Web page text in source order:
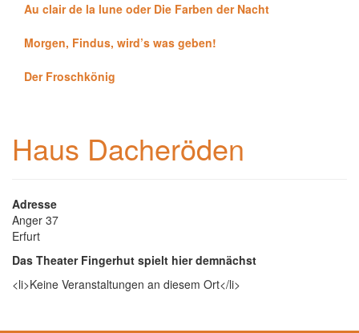
Au clair de la lune oder Die Farben der Nacht
Morgen, Findus, wird’s was geben!
Der Froschkönig
Haus Dacheröden
Adresse
Anger 37
Erfurt
Das Theater Fingerhut spielt hier demnächst
<li>Keine Veranstaltungen an diesem Ort</li>